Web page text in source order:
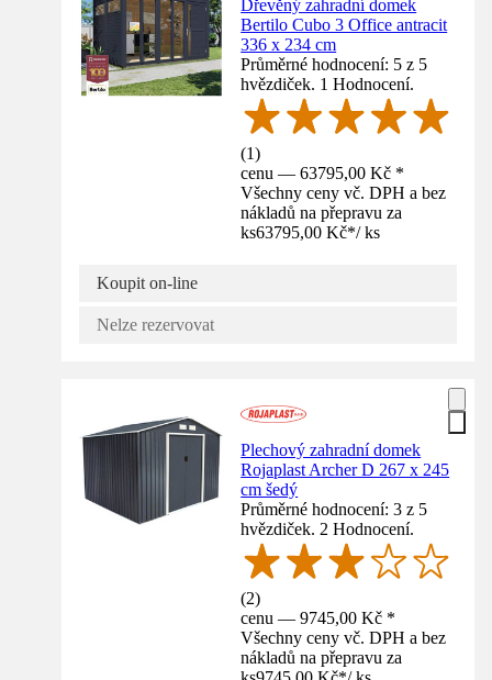
Dřevěný zahradní domek
Bertilo Cubo 3 Office antracit
336 x 234 cm
Průměrné hodnocení: 5 z 5
hvězdiček. 1 Hodnocení.
(1)
cenu — 63795,00 Kč *
Všechny ceny vč. DPH a bez
nákladů na přepravu za
ks63795,00 Kč*/ ks
Koupit on-line
Nelze rezervovat
Plechový zahradní domek
Rojaplast Archer D 267 x 245
cm šedý
Průměrné hodnocení: 3 z 5
hvězdiček. 2 Hodnocení.
(2)
cenu — 9745,00 Kč *
Všechny ceny vč. DPH a bez
nákladů na přepravu za